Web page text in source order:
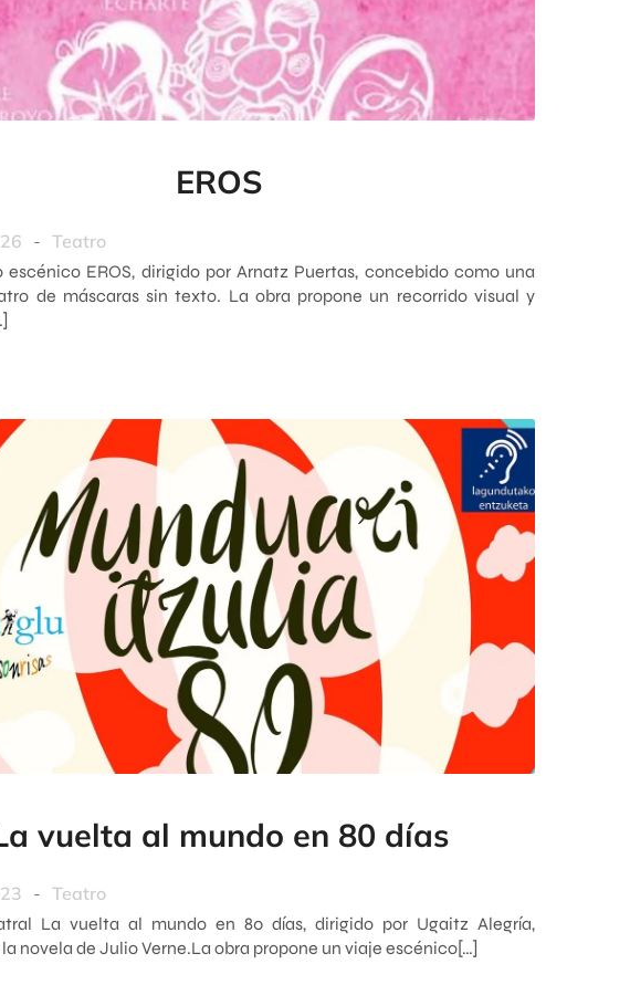
EROS
- Teatro
escénico EROS, dirigido por Arnatz Puertas, concebido como una
de máscaras sin texto. La obra propone un recorrido visual y
vuelta al mundo en 80 días
- Teatro
La vuelta al mundo en 80 días, dirigido por Ugaitz Alegría,
novela de Julio Verne.La obra propone un viaje escénico[…]